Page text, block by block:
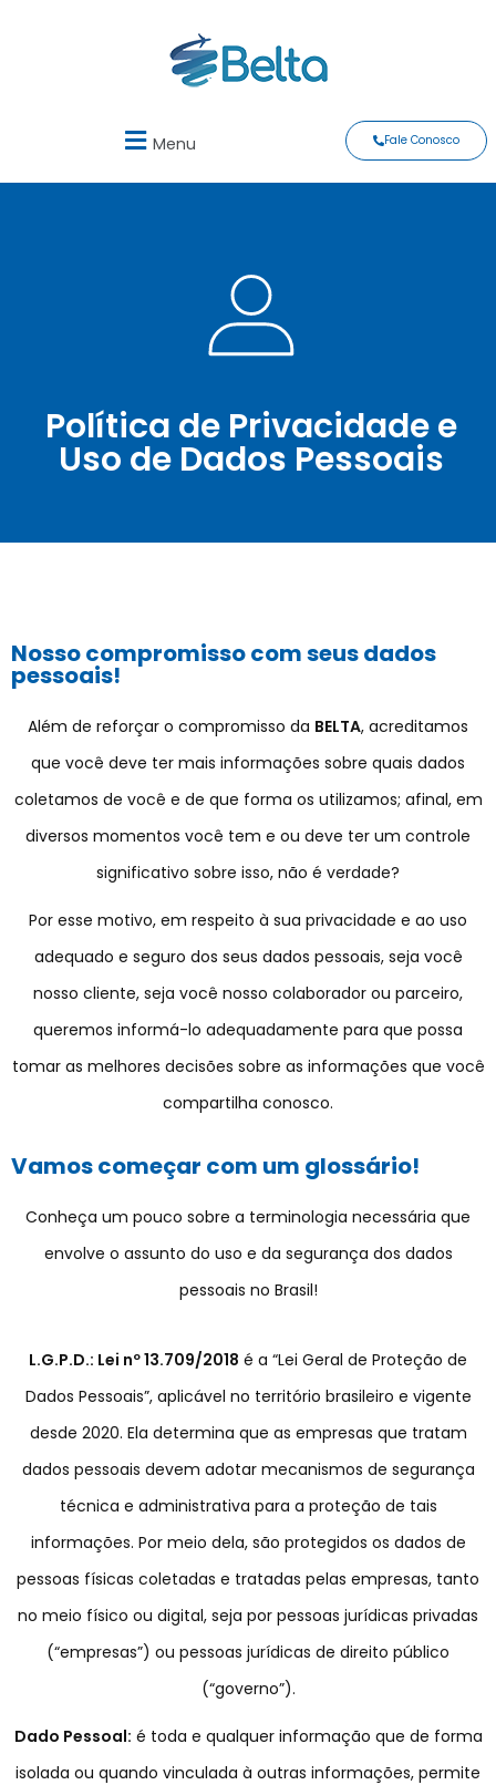
Menu Fale Conosco
Política de Privacidade e
Uso de Dados Pessoais
Nosso compromisso com seus dados
pessoais!
Além de reforçar o compromisso da BELTA, acreditamos
que você deve ter mais informações sobre quais dados
coletamos de você e de que forma os utilizamos; afinal, em
diversos momentos você tem e ou deve ter um controle
significativo sobre isso, não é verdade?
Por esse motivo, em respeito à sua privacidade e ao uso
adequado e seguro dos seus dados pessoais, seja você
nosso cliente, seja você nosso colaborador ou parceiro,
queremos informá-lo adequadamente para que possa
tomar as melhores decisões sobre as informações que você
compartilha conosco.
Vamos começar com um glossário!
Conheça um pouco sobre a terminologia necessária que
envolve o assunto do uso e da segurança dos dados
pessoais no Brasil!
L.G.P.D.: Lei nº 13.709/2018 é a “Lei Geral de Proteção de
Dados Pessoais”, aplicável no território brasileiro e vigente
desde 2020. Ela determina que as empresas que tratam
dados pessoais devem adotar mecanismos de segurança
técnica e administrativa para a proteção de tais
informações. Por meio dela, são protegidos os dados de
pessoas físicas coletadas e tratadas pelas empresas, tanto
no meio físico ou digital, seja por pessoas jurídicas privadas
(“empresas”) ou pessoas jurídicas de direito público
(“governo”).
Dado Pessoal: é toda e qualquer informação que de forma
isolada ou quando vinculada à outras informações, permite